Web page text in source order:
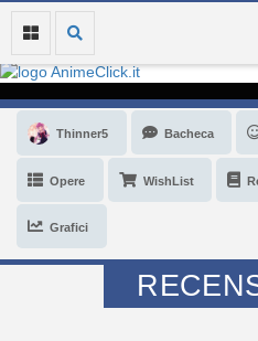
Thinner5 Bacheca
Opere WishList
Grafici